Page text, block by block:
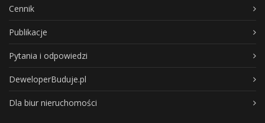
Cennik
Publikacje
Pytania i odpowiedzi
DeweloperBuduje.pl
Dla biur nieruchomości